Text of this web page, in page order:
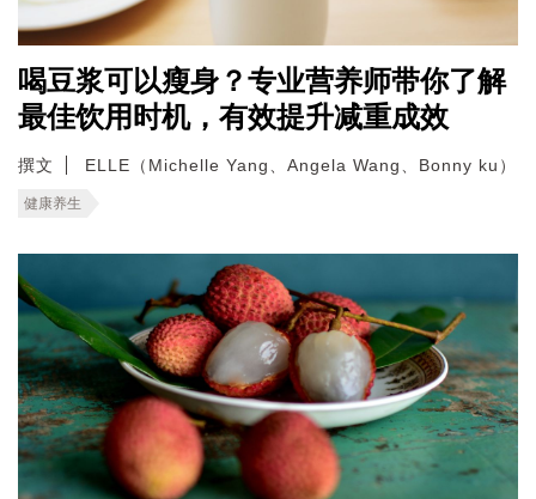
喝豆浆可以瘦身？专业营养师带你了解
最佳饮用时机，有效提升减重成效
撰文 ELLE（Michelle Yang、Angela Wang、Bonny ku）
健康养生